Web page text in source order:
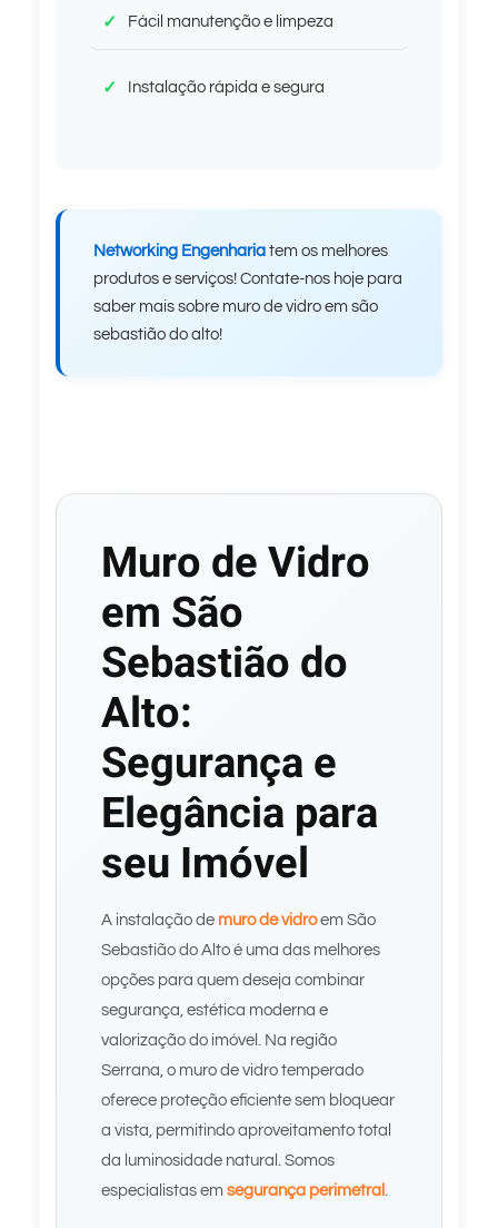
Fácil manutenção e limpeza
Instalação rápida e segura
Networking Engenharia tem os melhores
produtos e serviços! Contate-nos hoje para
saber mais sobre muro de vidro em são
sebastião do alto!
Muro de Vidro
em São
Sebastião do
Alto:
Segurança e
Elegância para
seu Imóvel
A instalação de muro de vidroem São
Sebastião do Alto é uma das melhores
opções para quem deseja combinar
segurança, estética moderna e
valorização do imóvel. Na região
Serrana, o muro de vidro temperado
oferece proteção eficiente sem bloquear
a vista, permitindo aproveitamento total
da luminosidade natural. Somos
especialistas em segurança perimetral .